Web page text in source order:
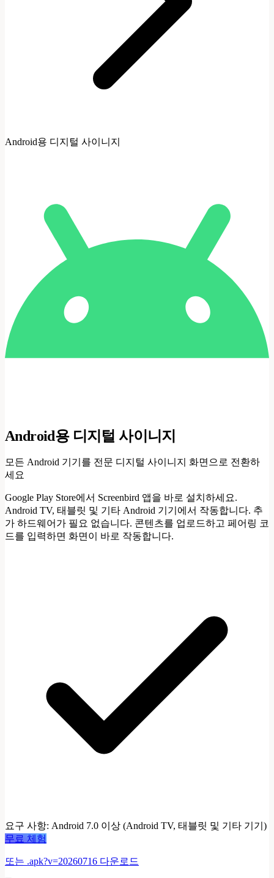
Android용 디지털 사이니지
Android용 디지털 사이니지
모든 Android 기기를 전문 디지털 사이니지 화면으로 전환하
세요
Google Play Store에서 Screenbird 앱을 바로 설치하세요.
Android TV, 태블릿 및 기타 Android 기기에서 작동합니다. 추
가 하드웨어가 필요 없습니다. 콘텐츠를 업로드하고 페어링 코
드를 입력하면 화면이 바로 작동합니다.
요구 사항: Android 7.0 이상 (Android TV, 태블릿 및 기타 기기)
무료 체험
또는 .apk?v=20260716 다운로드